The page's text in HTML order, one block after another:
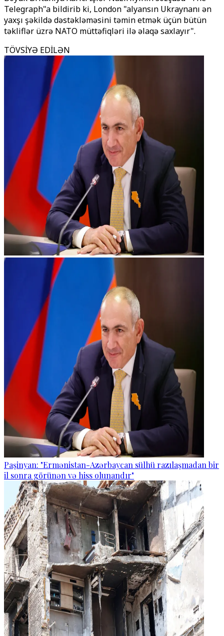
Telegraph"a bildirib ki, London "alyansın Ukraynanı ən
yaxşı şəkildə dəstəkləməsini təmin etmək üçün bütün
təkliflər üzrə NATO müttəfiqləri ilə əlaqə saxlayır".
TÖVSİYƏ EDİLƏN
Paşinyan: "Ermənistan-Azərbaycan sülhü razılaşmadan bir
il sonra görünən və hiss olunandır"